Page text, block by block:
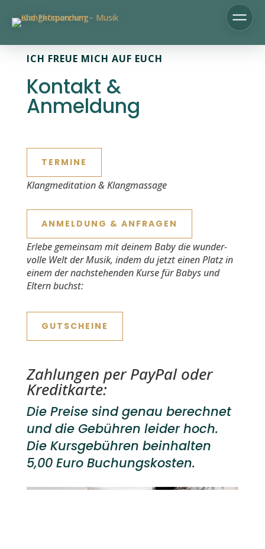
ICH FREUE MICH AUF EUCH
Kontakt &
Anmeldung
TER­MINE
Klangmed­i­ta­tion & Klang­mas­sage
ANMEL­DUNG & ANFRA­GEN
Erlebe gemein­sam mit deinem Baby die wun­der­
volle Welt der Musik, indem du jet­zt einen Platz in
einem der nach­ste­hen­den Kurse für Babys und
Eltern buchst:
GUTSCHEINE
Zahlungen per PayPal oder
Kreditkarte:
Die Preise sind genau berechnet
und die Gebühren leider hoch.
Die Kursgebühren beinhalten
5,00 Euro Buchungskosten.